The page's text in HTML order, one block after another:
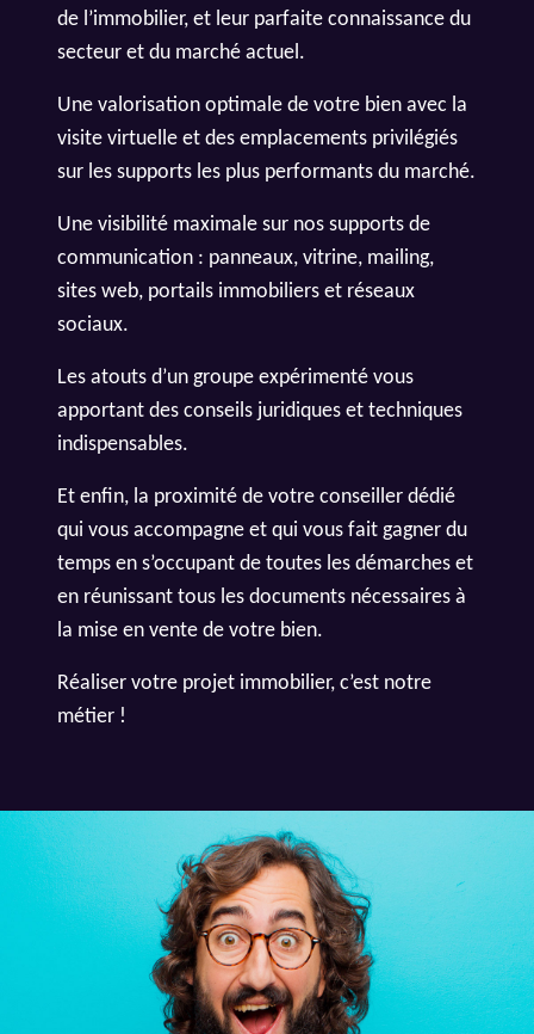
de l’immobilier, et leur parfaite connaissance du
secteur et du marché actuel.
Une valorisation optimale de votre bien avec la
visite virtuelle et des emplacements privilégiés
sur les supports les plus performants du marché.
Une visibilité maximale sur nos supports de
communication : panneaux, vitrine, mailing,
sites web, portails immobiliers et réseaux
sociaux.
Les atouts d’un groupe expérimenté vous
apportant des conseils juridiques et techniques
indispensables.
Et enfin, la proximité de votre conseiller dédié
qui vous accompagne et qui vous fait gagner du
temps en s’occupant de toutes les démarches et
en réunissant tous les documents nécessaires à
la mise en vente de votre bien.
Réaliser votre projet immobilier, c’est notre
métier !